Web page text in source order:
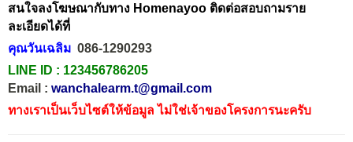
สนใจลงโฆษณากับทาง Homenayoo ติดต่อสอบถามราย
ละเอียดได้ที่
คุณวันเฉลิม 086-1290293
LINE ID : 123456786205
Email : wanchalearm.t@gmail.com
ทางเราเป็นเว็บไซต์ให้ข้อมูล ไม่ใช่เจ้าของโครงการนะครับ